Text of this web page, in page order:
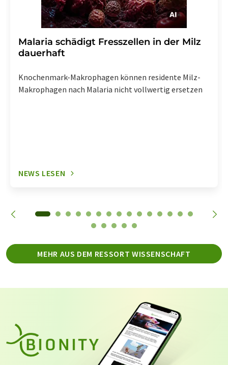
Malaria schädigt Fresszellen in der Milz
dauerhaft
Knochenmark-Makrophagen können residente Milz-
Makrophagen nach Malaria nicht vollwertig ersetzen
NEWS LESEN
MEHR AUS DEM RESSORT WISSENSCHAFT